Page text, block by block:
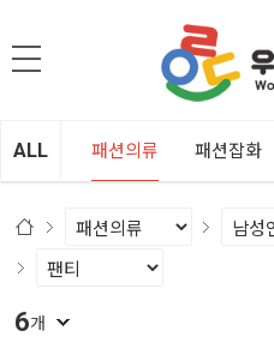
ALL 패션의류 패션잡화
6개